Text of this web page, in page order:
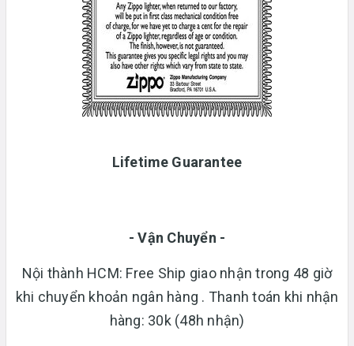
Lifetime Guarantee
- Vận Chuyển -
Nội thành HCM: Free Ship giao nhận trong 48 giờ
khi chuyển khoản ngân hàng . Thanh toán khi nhận
hàng: 30k (48h nhận)